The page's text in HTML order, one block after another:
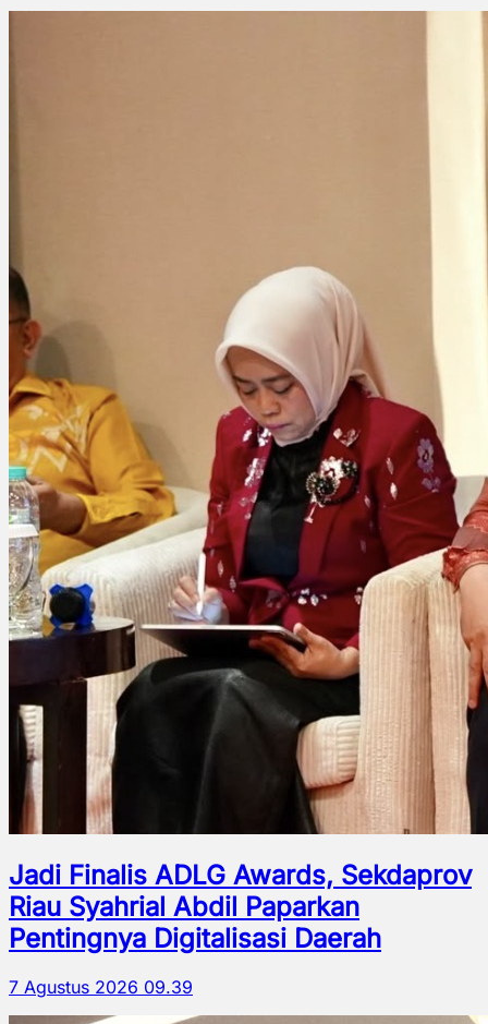
Jadi Finalis ADLG Awards, Sekdaprov
Riau Syahrial Abdil Paparkan
Pentingnya Digitalisasi Daerah
7 Agustus 2026 09.39